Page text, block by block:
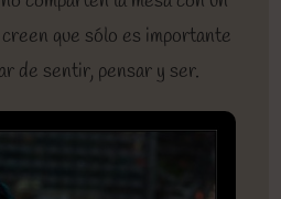
que sólo es importante
de sentir, pensar y ser.